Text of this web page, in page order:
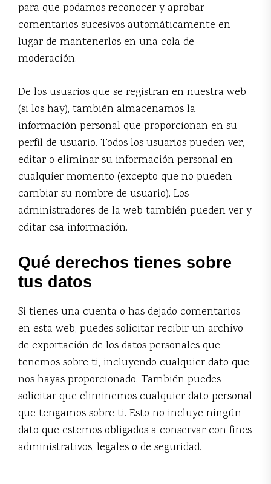
para que podamos reconocer y aprobar
comentarios sucesivos automáticamente en
lugar de mantenerlos en una cola de
moderación.
De los usuarios que se registran en nuestra web
(si los hay), también almacenamos la
información personal que proporcionan en su
perfil de usuario. Todos los usuarios pueden ver,
editar o eliminar su información personal en
cualquier momento (excepto que no pueden
cambiar su nombre de usuario). Los
administradores de la web también pueden ver y
editar esa información.
Qué derechos tienes sobre
tus datos
Si tienes una cuenta o has dejado comentarios
en esta web, puedes solicitar recibir un archivo
de exportación de los datos personales que
tenemos sobre ti, incluyendo cualquier dato que
nos hayas proporcionado. También puedes
solicitar que eliminemos cualquier dato personal
que tengamos sobre ti. Esto no incluye ningún
dato que estemos obligados a conservar con fines
administrativos, legales o de seguridad.